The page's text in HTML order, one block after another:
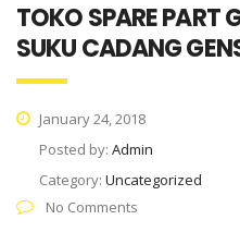
TOKO SPARE PART
SUKU CADANG
January 24, 2018
Posted by: Admin
Category: Uncategorized
No Comments